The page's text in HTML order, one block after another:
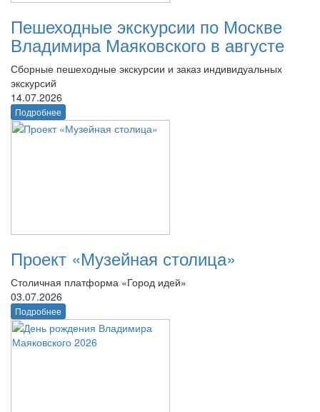
Пешеходные экскурсии по Москве
Владимира Маяковского в августе
Сборные пешеходные экскурсии и заказ индивидуальных
экскурсий
14.07.2026
Подробнее
Проект «Музейная столица»
Столичная платформа «Город идей»
03.07.2026
Подробнее